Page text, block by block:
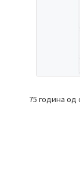
75 година